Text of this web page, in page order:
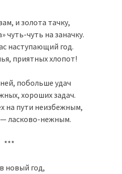
и золота тачку,
чуть-чуть на заначку.
наступающий год.
приятных хлопот!
побольше удач
хороших задач.
на пути неизбежным,
ласково-нежным.
***
новый год,